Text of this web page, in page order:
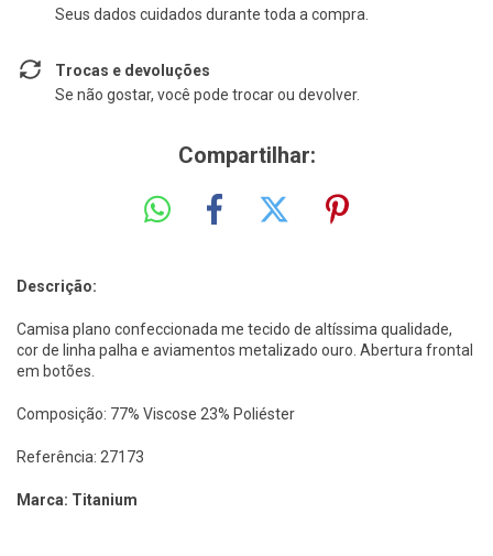
Seus dados cuidados durante toda a compra.
Trocas e devoluções
Se não gostar, você pode trocar ou devolver.
Compartilhar:
Descrição:
Camisa plano confeccionada me tecido de altíssima qualidade,
cor de linha palha e aviamentos metalizado ouro. Abertura frontal
em botões.
Composição: 77% Viscose 23% Poliéster
Referência: 27173
Marca: Titanium